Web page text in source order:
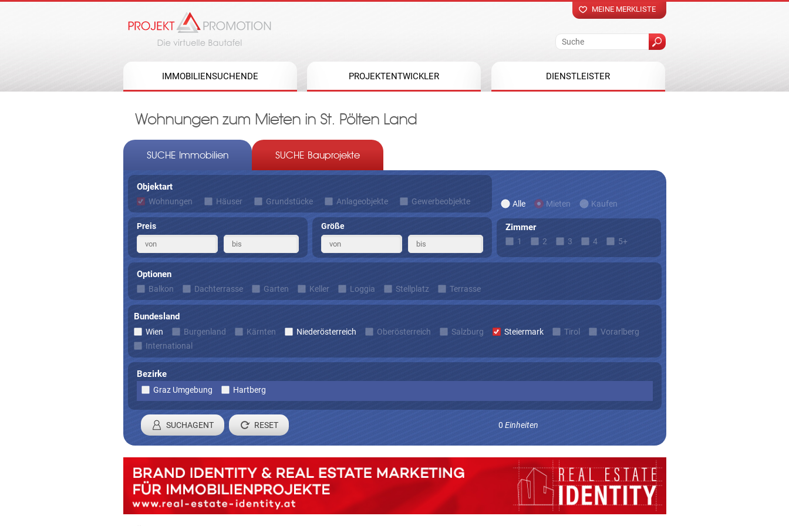
MEINE MERKLISTE
IMMOBILIENSUCHENDE PROJEKTENTWICKLER DIENSTLEISTER
Wohnungen zum Mieten in St. Pölten Land
SUCHE Immobilien SUCHE Bauprojekte
Objektart
Wohnungen Häuser Grundstücke Anlageobjekte Gewerbeobjekte Alle Mieten Kaufen
Preis Größe Zimmer
1 2 3 4 5+
Optionen
Balkon Dachterrasse Garten Keller Loggia Stellplatz Terrasse
Bundesland
Wien Burgenland Kärnten Niederösterreich Oberösterreich Salzburg Steiermark Tirol
Vorarlberg
International
Bezirke
Graz Umgebung Hartberg
0 Einheiten
SUCHAGENT
Registrieren Sie sich um laufend Angebote die zu Ihren Suchkriterien passen zu erhalten.